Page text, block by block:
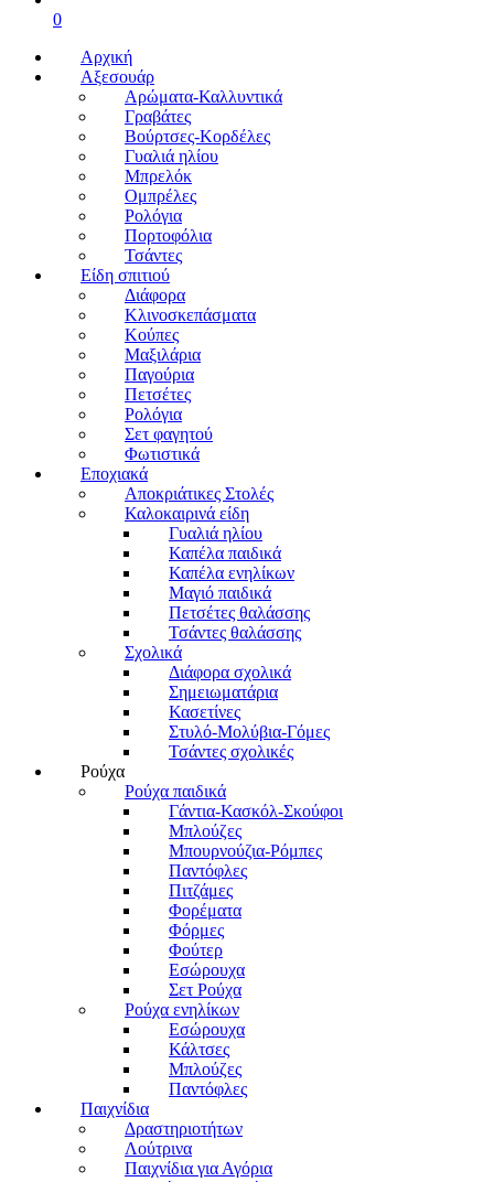
0
Αρχική
Αξεσουάρ
Αρώματα-Καλλυντικά
Γραβάτες
Βούρτσες-Κορδέλες
Γυαλιά ηλίου
Μπρελόκ
Ομπρέλες
Ρολόγια
Πορτοφόλια
Τσάντες
Είδη σπιτιού
Διάφορα
Κλινοσκεπάσματα
Κούπες
Μαξιλάρια
Παγούρια
Πετσέτες
Ρολόγια
Σετ φαγητού
Φωτιστικά
Εποχιακά
Αποκριάτικες Στολές
Καλοκαιρινά είδη
Γυαλιά ηλίου
Καπέλα παιδικά
Καπέλα ενηλίκων
Μαγιό παιδικά
Πετσέτες θαλάσσης
Τσάντες θαλάσσης
Σχολικά
Διάφορα σχολικά
Σημειωματάρια
Κασετίνες
Στυλό-Μολύβια-Γόμες
Τσάντες σχολικές
Ρούχα
Ρούχα παιδικά
Γάντια-Κασκόλ-Σκούφοι
Μπλούζες
Μπουρνούζια-Ρόμπες
Παντόφλες
Πιτζάμες
Φορέματα
Φόρμες
Φούτερ
Εσώρουχα
Σετ Ρούχα
Ρούχα ενηλίκων
Εσώρουχα
Κάλτσες
Μπλούζες
Παντόφλες
Παιχνίδια
Δραστηριοτήτων
Λούτρινα
Παιχνίδια για Αγόρια